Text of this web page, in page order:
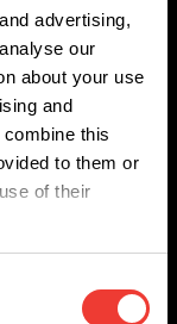
advertising,
our
about your use
and
this
to them or
of their